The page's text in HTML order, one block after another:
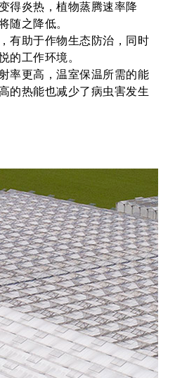
得炎热，植物蒸腾速率降
随之降低。
有助于作物生态防治，同时
的工作环境。
率更高，温室保温所需的能
的热能也减少了病虫害发生